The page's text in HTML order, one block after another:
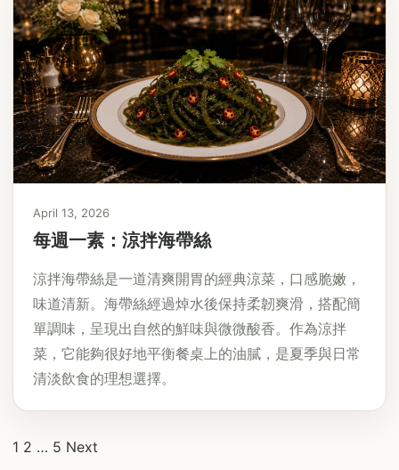
April 13, 2026
每週一素：涼拌海帶絲
涼拌海帶絲是一道清爽開胃的經典涼菜，口感脆嫩，
味道清新。海帶絲經過焯水後保持柔韌爽滑，搭配簡
單調味，呈現出自然的鮮味與微微酸香。作為涼拌
菜，它能夠很好地平衡餐桌上的油膩，是夏季與日常
清淡飲食的理想選擇。
Posts
1 2 … 5 Next